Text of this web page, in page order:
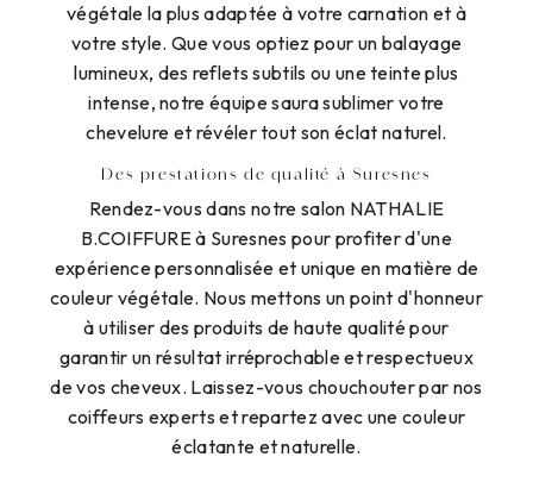
végétale la plus adaptée à votre carnation et à
votre style. Que vous optiez pour un balayage
lumineux, des reflets subtils ou une teinte plus
intense, notre équipe saura sublimer votre
chevelure et révéler tout son éclat naturel.
Des prestations de qualité à Suresnes
Rendez-vous dans notre salon NATHALIE
B.COIFFURE à Suresnes pour profiter d'une
expérience personnalisée et unique en matière de
couleur végétale. Nous mettons un point d'honneur
à utiliser des produits de haute qualité pour
garantir un résultat irréprochable et respectueux
de vos cheveux. Laissez-vous chouchouter par nos
coiffeurs experts et repartez avec une couleur
éclatante et naturelle.